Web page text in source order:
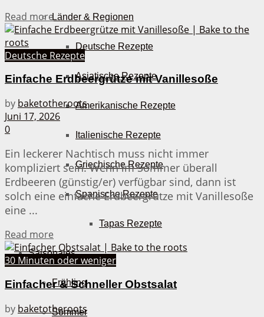
Länder & Regionen
Deutsche Rezepte
Asiatische Rezepte
Amerikanische Rezepte
Italienische Rezepte
Griechische Rezepte
Spanische Rezepte
Tapas Rezepte
Saisonales
Frühling
Sommer
Read moreDetails
Deutsche Rezepte
Einfache Erdbeergrütze mit Vanillesoße
by baketotheroots
Juni 17, 2026
0
Ein leckerer Nachtisch muss nicht immer
kompliziert sein. Wenn im Sommer überall
Erdbeeren (günstig/er) verfügbar sind, dann ist
solch eine einfache Erdbeergrütze mit Vanillesoße
eine ...
Read more
30 Minuten oder weniger
Einfacher & Schneller Obstsalat
by baketotheroots